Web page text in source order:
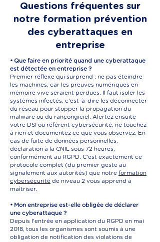
Questions fréquentes sur
notre formation prévention
des cyberattaques en
entreprise
• Que faire en priorité quand une cyberattaque
est détectée en entreprise ?
Premier réflexe qui surprend : ne pas éteindre
les machines, car les preuves numériques en
mémoire vive seraient perdues. Il faut isoler les
systèmes infectés, c'est-à-dire les déconnecter
du réseau pour stopper la propagation du
malware ou du rançongiciel. Alertez ensuite
votre DSI ou référent cybersécurité, ne touchez
à rien et documentez ce que vous observez. En
cas de fuite de données personnelles,
déclaration à la CNIL sous 72 heures,
conformément au RGPD. C'est exactement ce
protocole complet (du premier geste au
signalement aux autorités) que notre formation
cybersécurité de niveau 2 vous apprend à
maîtriser.
• Mon entreprise est-elle obligée de déclarer
une cyberattaque ?
Depuis l'entrée en application du RGPD en mai
2018, tous les organismes sont soumis à une
obligation de notification des violations de